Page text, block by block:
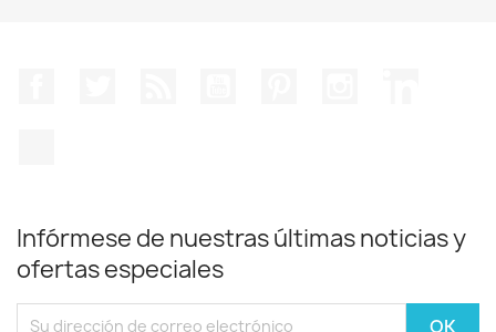
Infórmese de nuestras últimas noticias y
ofertas especiales